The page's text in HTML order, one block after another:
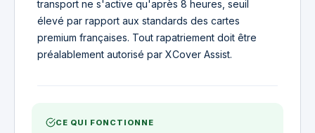
transport ne s'active qu'après 8 heures, seuil
élevé par rapport aux standards des cartes
premium françaises. Tout rapatriement doit être
préalablement autorisé par XCover Assist.
CE QUI FONCTIONNE